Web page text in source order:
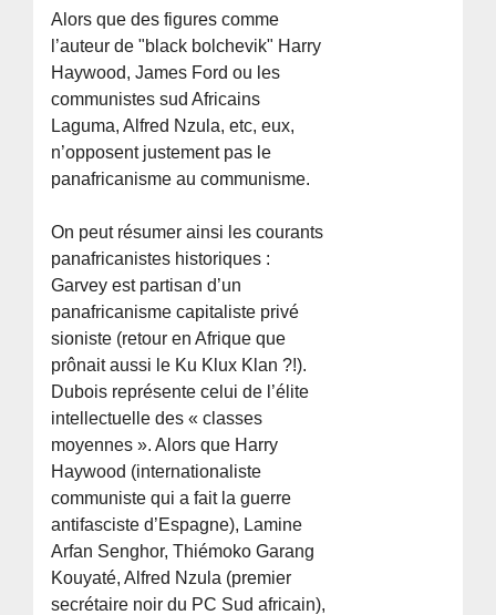
Alors que des figures comme
l’auteur de "black bolchevik" Harry
Haywood, James Ford ou les
communistes sud Africains
Laguma, Alfred Nzula, etc, eux,
n’opposent justement pas le
panafricanisme au communisme.
On peut résumer ainsi les courants
panafricanistes historiques :
Garvey est partisan d’un
panafricanisme capitaliste privé
sioniste (retour en Afrique que
prônait aussi le Ku Klux Klan ?!).
Dubois représente celui de l’élite
intellectuelle des « classes
moyennes ». Alors que Harry
Haywood (internationaliste
communiste qui a fait la guerre
antifasciste d’Espagne), Lamine
Arfan Senghor, Thiémoko Garang
Kouyaté, Alfred Nzula (premier
secrétaire noir du PC Sud africain),